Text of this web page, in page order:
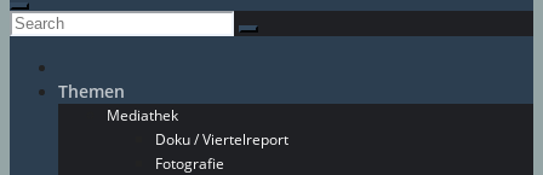
Themen
Mediathek
Doku / Viertelreport
Fotografie